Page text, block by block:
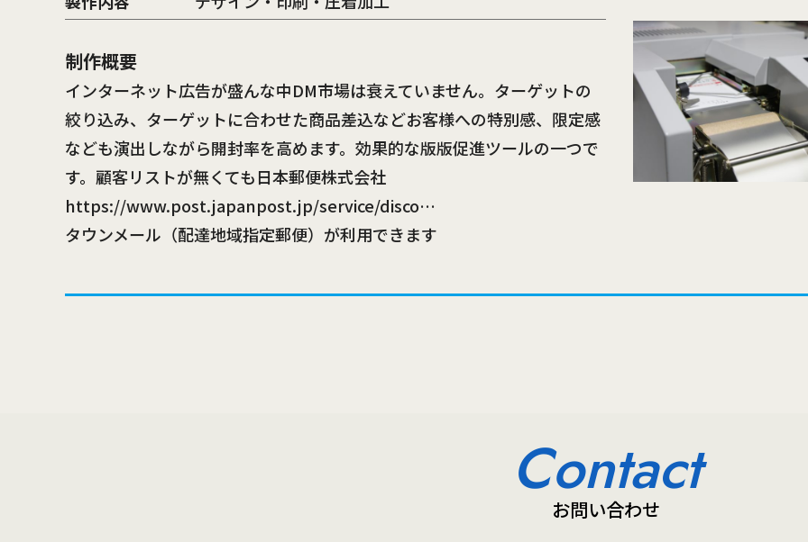
制作概要
インターネット広告が盛んな中DM市場は衰えていません。ターゲットの
絞り込み、ターゲットに合わせた商品差込などお客様への特別感、限定感
なども演出しながら開封率を高めます。効果的な版版促進ツールの一つで
す。顧客リストが無くても日本郵便株式会社
https://www.post.japanpost.jp/service/disco…
タウンメール（配達地域指定郵便）が利用できます
Contact
お問い合わせ